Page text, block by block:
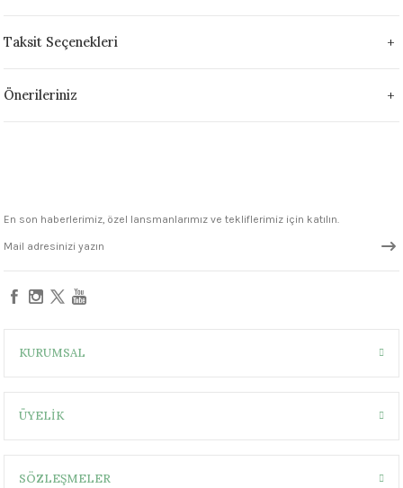
°C
Taksit Seçenekleri
Önerileriniz
En son haberlerimiz, özel lansmanlarımız ve tekliflerimiz için katılın.
KURUMSAL
ÜYELİK
SÖZLEŞMELER